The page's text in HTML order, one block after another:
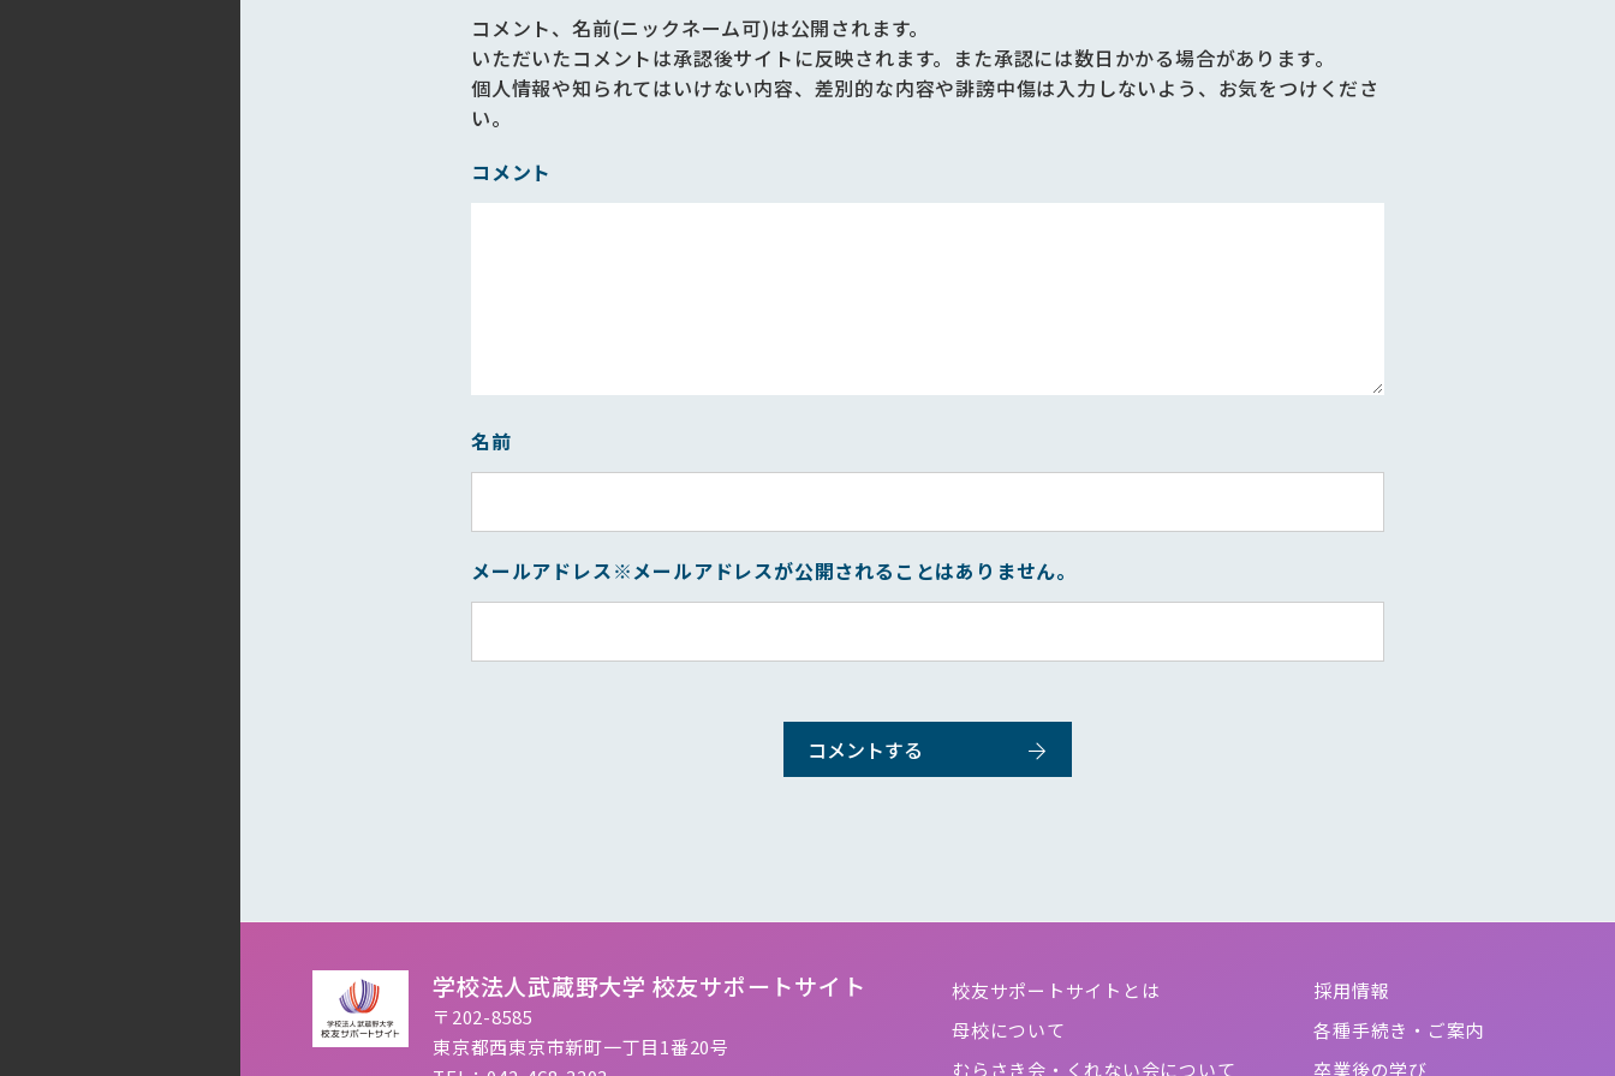
コメント、名前(ニックネーム可)は公開されます。
いただいたコメントは承認後サイトに反映されます。また承認には数日かかる場合があります。
個人情報や知られてはいけない内容、差別的な内容や誹謗中傷は入力しないよう、お気をつけくださ
い。
コメント
名前
メールアドレス※メールアドレスが公開されることはありません。
学校法人武蔵野大学 校友サポートサイト
〒202-8585
東京都西東京市新町一丁目1番20号
校友サポートサイトとは
母校について
むらさき会・くれない会について
採用情報
各種手続き・ご案内
卒業後の学び